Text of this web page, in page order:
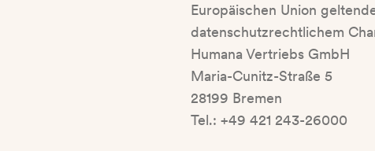
Europäischen Union
datenschutzrechtlichem
Humana Vertriebs GmbH
Maria-Cunitz-Straße 5
28199 Bremen
Tel.: +49 421 243-26000